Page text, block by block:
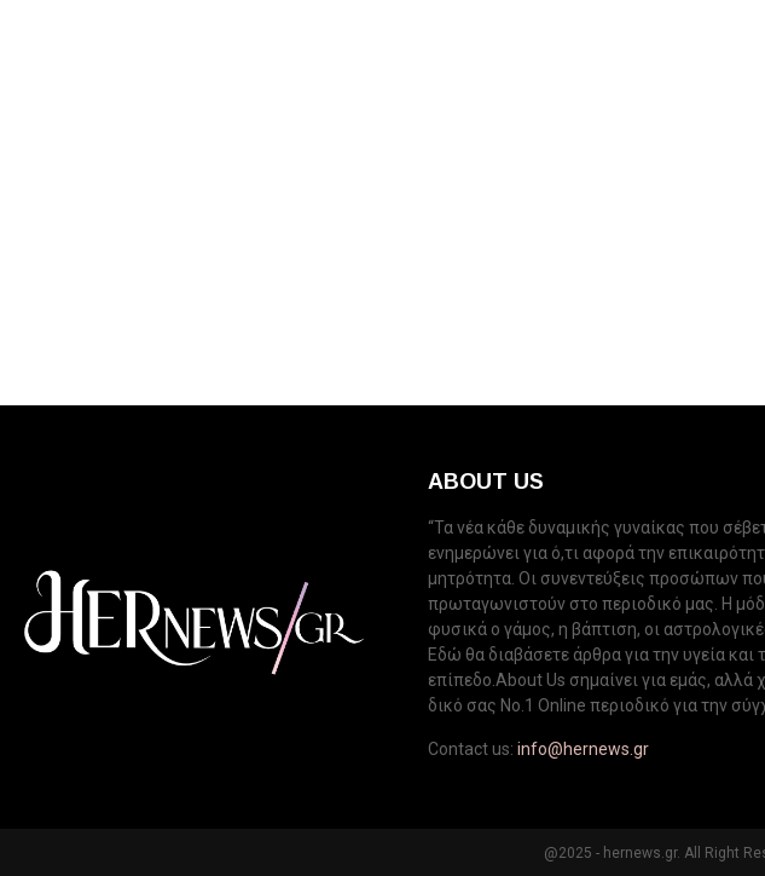
ABOUT US
“Τα νέα κάθε δυναμικής γυναίκας που
ενημερώνει για ό,τι αφορά την
μητρότητα. Οι συνεντεύξεις προσώπων
πρωταγωνιστούν στο περιοδικό μας. Η
φυσικά ο γάμος, η βάπτιση, οι
Εδώ θα διαβάσετε άρθρα για την υγεία
επίπεδο.About Us σημαίνει για εμάς,
δικό σας Νo.1 Online περιοδικό για την
Contact us: info@hernews.gr
@2025 - hernews.gr. All Right